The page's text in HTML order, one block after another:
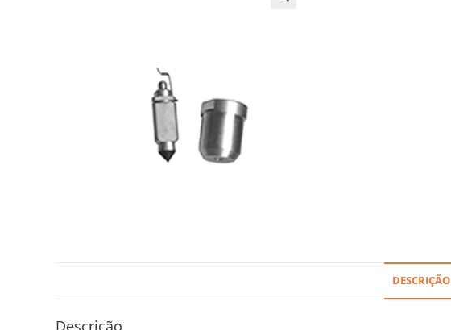
DESCRIÇÃO
Descrição